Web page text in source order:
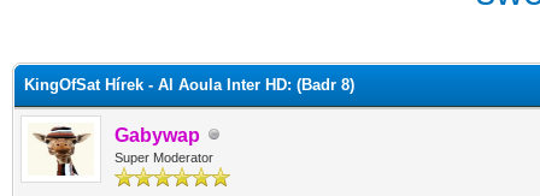
KingOfSat Hírek - Al Aoula Inter HD: (Badr 8)
Gabywap
Super Moderator